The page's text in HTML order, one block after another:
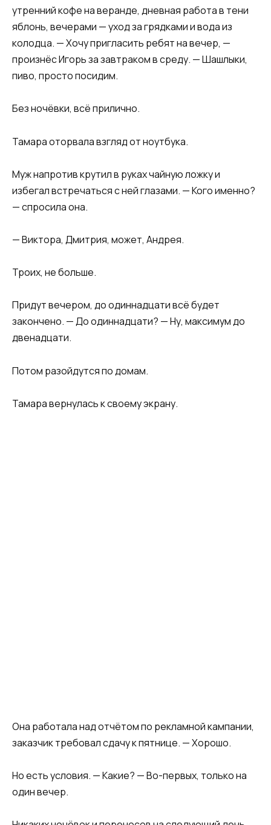
утренний кофе на веранде, дневная работа в тени
яблонь, вечерами — уход за грядками и вода из
колодца. — Хочу пригласить ребят на вечер, —
произнёс Игорь за завтраком в среду. — Шашлыки,
пиво, просто посидим.
Без ночёвки, всё прилично.
Тамара оторвала взгляд от ноутбука.
Муж напротив крутил в руках чайную ложку и
избегал встречаться с ней глазами. — Кого именно?
— спросила она.
— Виктора, Дмитрия, может, Андрея.
Троих, не больше.
Придут вечером, до одиннадцати всё будет
закончено. — До одиннадцати? — Ну, максимум до
двенадцати.
Потом разойдутся по домам.
Тамара вернулась к своему экрану.
Она работала над отчётом по рекламной кампании,
заказчик требовал сдачу к пятнице. — Хорошо.
Но есть условия. — Какие? — Во-первых, только на
один вечер.